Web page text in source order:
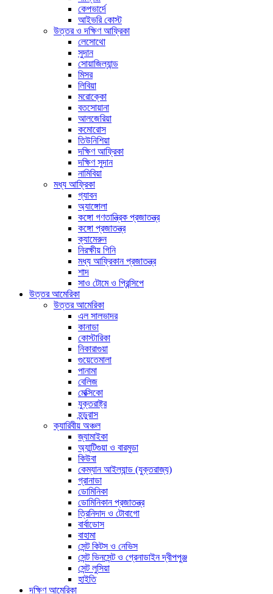
কেপভার্দে
আইভরি কোস্ট
উত্তর ও দক্ষিণ আফ্রিকা
লেসোথো
সুদান
সোয়াজিল্যান্ড
মিসর
লিবিয়া
মরোক্কো
বতসোয়ানা
আলজেরিয়া
কমোরোস
তিউনিশিয়া
দক্ষিণ আফ্রিকা
দক্ষিণ সুদান
নামিবিয়া
মধ্য আফ্রিকা
গ্যাবন
অ্যাঙ্গোলা
কঙ্গো গণতান্ত্রিক প্রজাতন্ত্র
কঙ্গো প্রজাতন্ত্র
ক্যামেরুন
নিরক্ষীয় গিনি
মধ্য আফ্রিকান প্রজাতন্ত্র
শাদ
সাও টোমে ও প্রিন্সিপে
উত্তর আমেরিকা
উত্তর আমেরিকা
এল সালভাদর
কানাডা
কোস্টারিকা
নিকারাগুয়া
গুয়েতেমালা
পানামা
বেলিজ
মেক্সিকো
যুক্তরাষ্ট্র
হন্ডুরাস
ক্যারিবীয় অঞ্চল
জ্যামাইকা
অ্যান্টিগুয়া ও বারমুডা
কিউবা
কেম্যান আইল্যান্ড (যুক্তরাজ্য)
গ্রানাডা
ডোমিনিকা
ডোমিনিকান প্রজাতন্ত্র
ত্রিনিদাদ ও টোবাগো
বার্বাডোস
বাহামা
সেন্ট কিটস ও নেভিস
সেন্ট ভিনসেন্ট ও গ্রেনাডাইন দ্বীপপুঞ্জ
সেন্ট লুসিয়া
হাইতি
দক্ষিণ আমেরিকা